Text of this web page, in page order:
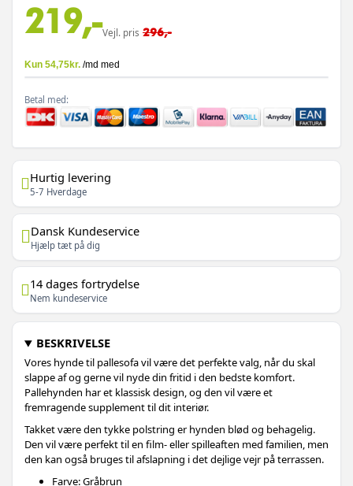
219,-Vejl. pris 296,-
Betal med:
Hurtig levering
5-7 Hverdage
Dansk Kundeservice
Hjælp tæt på dig
14 dages fortrydelse
Nem kundeservice
BESKRIVELSE
Vores hynde til pallesofa vil være det perfekte valg, når du skal
slappe af og gerne vil nyde din fritid i den bedste komfort.
Pallehynden har et klassisk design, og den vil være et
fremragende supplement til dit interiør.
Takket være den tykke polstring er hynden blød og behagelig.
Den vil være perfekt til en film- eller spilleaften med familien, men
den kan også bruges til afslapning i det dejlige vejr på terrassen.
Farve: Gråbrun